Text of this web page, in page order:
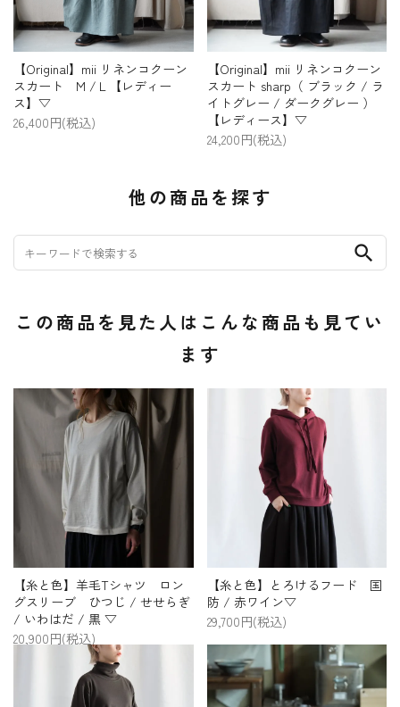
【Original】mii リネンコクーン
スカート M /Ｌ【レディー
ス】▽
26,400円(税込)
【Original】mii リネンコクーン
スカート sharp（ ブラック / ラ
イトグレー / ダークグレー ）
【レディース】▽
24,200円(税込)
他の商品を探す
search
この商品を見た人はこんな商品も見てい
ます
【糸と色】羊毛Tシャツ ロン
グスリーブ ひつじ / せせらぎ
/ いわはだ / 黒 ▽
20,900円(税込)
【糸と色】とろけるフード 国
防 / 赤ワイン▽
29,700円(税込)